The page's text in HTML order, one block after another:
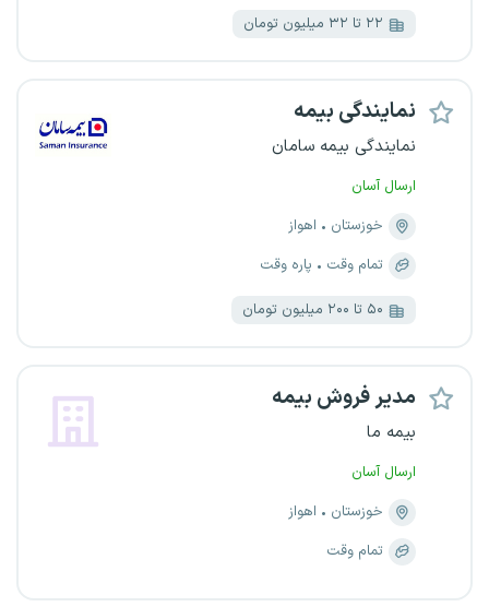
۲۲ تا ۳۲ میلیون تومان
نمایندگی بیمه
نمایندگی بیمه سامان
ارسال آسان
خوزستان
اهواز
تمام وقت
پاره وقت
۵۰ تا ۲۰۰ میلیون تومان
مدیر فروش بیمه
بیمه ما
ارسال آسان
خوزستان
اهواز
تمام وقت